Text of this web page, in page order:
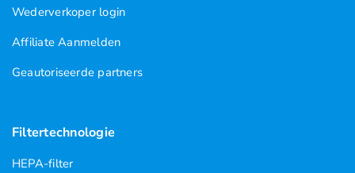
Wederverkoper login
Affiliate Aanmelden
Geautoriseerde partners
Filtertechnologie
HEPA-filter